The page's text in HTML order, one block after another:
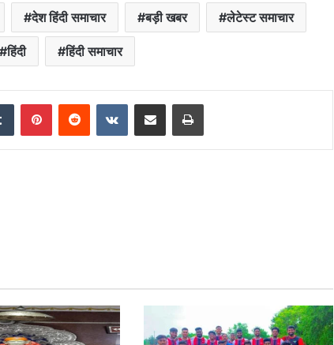
देश हिंदी समाचार बड़ी खबर लेटेस्ट समाचार
हिंदी हिंदी समाचार
Tumblr PinterestReddit VKontakteShare via Email Print